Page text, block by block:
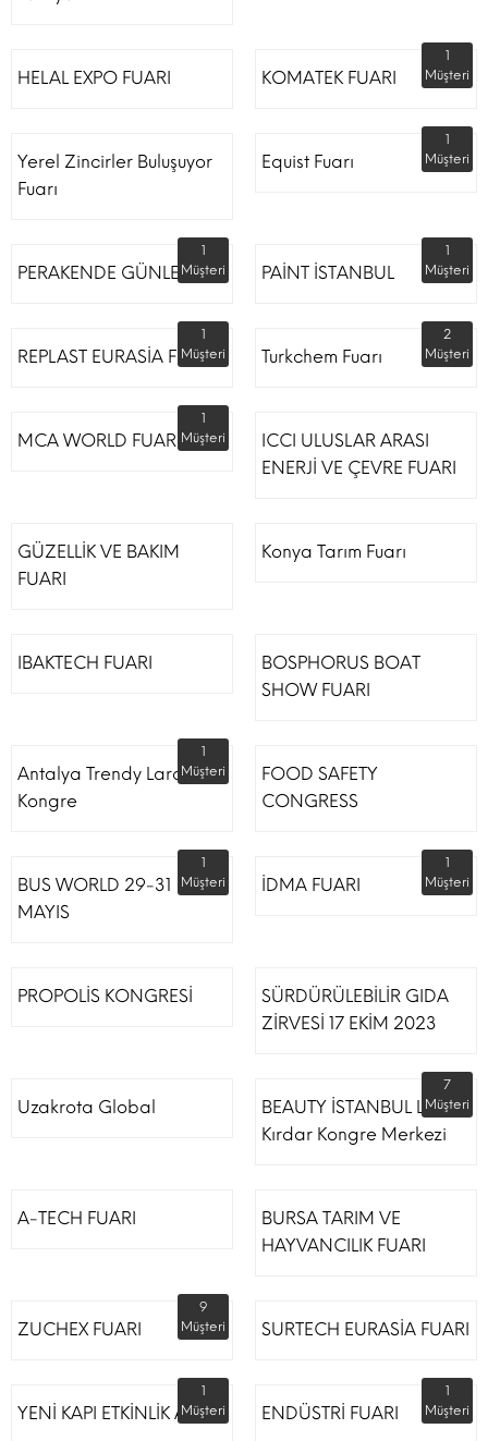
HELAL EXPO FUARI KOMATEK FUARI
1
Müşteri
Yerel Zincirler Buluşuyor
Fuarı
Equist Fuarı
1
Müşteri
PERAKENDE GÜNLERİ
1
Müşteri
PAİNT İSTANBUL
1
Müşteri
REPLAST EURASİA FUARI
1
Müşteri
Turkchem Fuarı
2
Müşteri
MCA WORLD FUARI
1
Müşteri
ICCI ULUSLAR ARASI
ENERJİ VE ÇEVRE FUARI
GÜZELLİK VE BAKIM
FUARI
Konya Tarım Fuarı
IBAKTECH FUARI
BOSPHORUS BOAT
SHOW FUARI
Antalya Trendy Lara Otel
Kongre
1
Müşteri
FOOD SAFETY
CONGRESS
BUS WORLD 29-31
MAYIS
1
Müşteri
İDMA FUARI
1
Müşteri
PROPOLİS KONGRESİ
SÜRDÜRÜLEBİLİR GIDA
ZİRVESİ 17 EKİM 2023
Uzakrota Global
BEAUTY İSTANBUL Lütfi
Kırdar Kongre Merkezi
7
Müşteri
A-TECH FUARI
BURSA TARIM VE
HAYVANCILIK FUARI
ZUCHEX FUARI
9
Müşteri
SURTECH EURASİA FUARI
YENİ KAPI ETKİNLİK ALANI
1
Müşteri
ENDÜSTRİ FUARI
1
Müşteri